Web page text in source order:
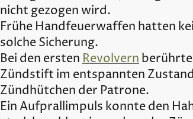
nicht gezogen wird.
Frühe Handfeuerwaffen hatten
solche Sicherung.
Bei den erstenRevolvern
Zündstift im entspannten
Zündhütchen der Patrone.
Ein Aufprallimpuls konnte den